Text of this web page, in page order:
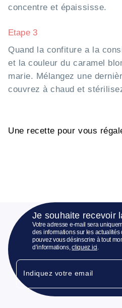
concentre et épaississe.
Etape 3
Quand la confiture a la
et la couleur du caramel
marie. Mélangez une
couvrez à chaud et
Une recette pour vous
Je souhaite recevoir
Votre adresse e-mail sera
des informations sur les
pouvez vous désinscrire à tout
d’informations,cliquez ici.
Indiquez votre email